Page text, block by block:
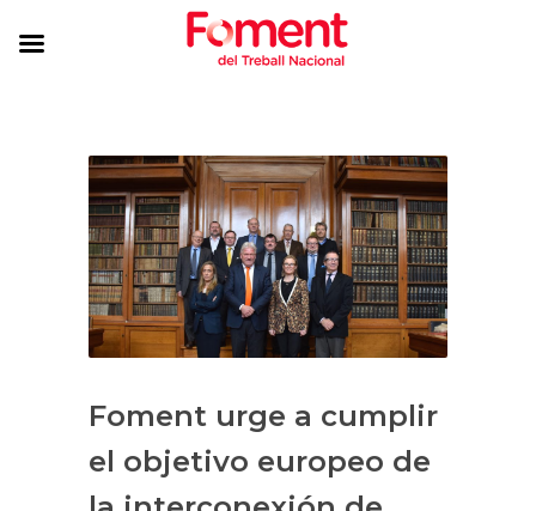
Foment urge a cumplir
el objetivo europeo de